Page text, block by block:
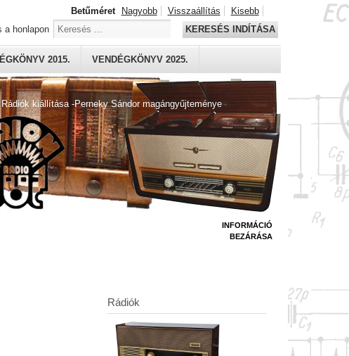
kiállítása -Perneky Sándor magángyűjteménye
2015. VENDÉGKÖNYV 2025.
Betűméret Nagyobb Visszaállítás
Kisebb
a honlapon
KERESÉS INDÍTÁSA
INFORMÁCIÓ
BEZÁRÁSA
Rádiók